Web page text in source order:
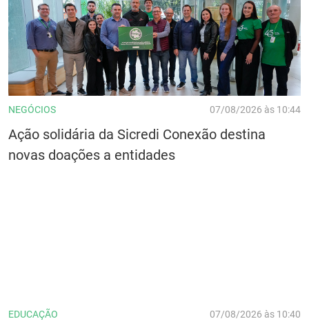
NEGÓCIOS 07/08/2026 às 10:44
Ação solidária da Sicredi Conexão destina
novas doações a entidades
EDUCAÇÃO 07/08/2026 às 10:40